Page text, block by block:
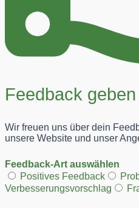
Feedback geben
Wir freuen uns über dein
unsere Website und unser
Feedback-Art auswählen
Positives Feedback
Verbesserungsvorschlag